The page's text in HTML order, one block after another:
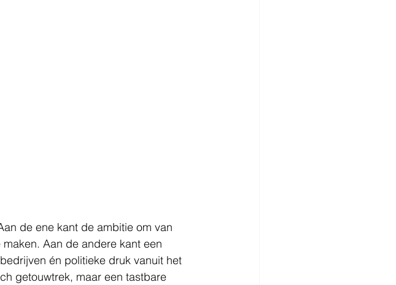
de ene kant de ambitie om van
Aan de andere kant een
én politieke druk vanuit het
getouwtrek, maar een tastbare